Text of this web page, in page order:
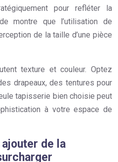
pour refléter la
montre que l’utilisation de
de la taille d’une pièce
texture et couleur. Optez
drapeaux, des tentures pour
tapisserie bien choisie peut
à votre espace de
de la